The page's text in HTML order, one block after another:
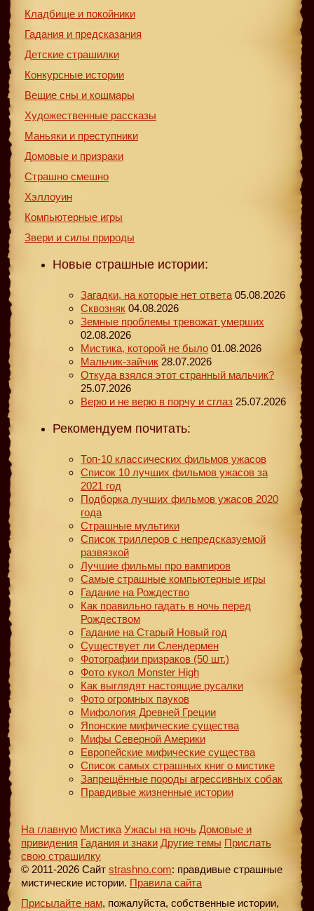
Кладбище и покойники
Гадания и предсказания
Детские страшилки
Конкурсные истории
Вещие сны и кошмары
Художественные рассказы
Маньяки и преступники
Домовые и призраки
Страшно смешно
Хэллоуин
Компьютерные игры
Звери и силы природы
Новые страшные истории:
Загадки, на которые нет ответа 05.08.2026
Сквозняк 04.08.2026
Земные проблемы тревожат умерших
02.08.2026
Мистика, которой не было 01.08.2026
Мальчик-зайчик 28.07.2026
Откуда взялся этот странный мальчик?
25.07.2026
Верю и не верю в порчу и сглаз 25.07.2026
Рекомендуем почитать:
Топ-10 классических фильмов ужасов
Список 10 лучших фильмов ужасов за
2021 год
Подборка лучших фильмов ужасов 2020
года
Страшные мультики
Список триллеров с непредсказуемой
развязкой
Лучшие фильмы про вампиров
Самые страшные компьютерные игры
Гадание на Рождество
Как правильно гадать в ночь перед
Рождеством
Гадание на Старый Новый год
Существует ли Слендермен
Фотографии призраков (50 шт.)
Фото кукол Monster High
Как выглядят настоящие русалки
Фото огромных пауков
Мифология Древней Греции
Японские мифические существа
Мифы Северной Америки
Европейские мифические существа
Список самых страшных книг о мистике
Запрещённые породы агрессивных собак
Правдивые жизненные истории
На главную Мистика Ужасы на ночь Домовые и
привидения Гадания и знаки Другие темы Прислать
свою страшилку
© 2011-2026 Сайт strashno.com: правдивые страшные
мистические истории. Правила сайта
Присылайте нам, пожалуйста, собственные истории,